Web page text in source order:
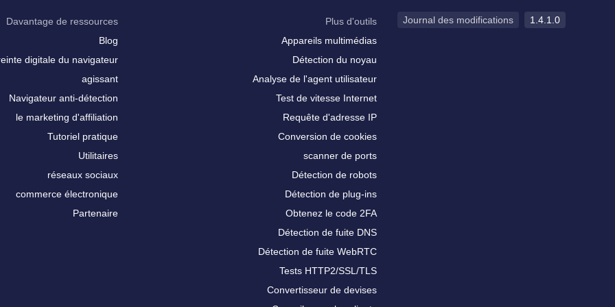
Davantage de ressources
Blog
digitale du navigateur
agissant
Navigateur anti-détection
le marketing d'affiliation
Tutoriel pratique
Utilitaires
réseaux sociaux
commerce électronique
Partenaire
Plus d'outils
Appareils multimédias
Détection du noyau
Analyse de l'agent utilisateur
Test de vitesse Internet
Requête d'adresse IP
Conversion de cookies
scanner de ports
Détection de robots
Détection de plug-ins
Obtenez le code 2FA
Détection de fuite DNS
Détection de fuite WebRTC
Tests HTTP2/SSL/TLS
Convertisseur de devises
Journal des modifications 1.4.1.0